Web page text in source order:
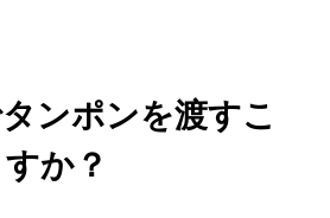
ンポンを渡すこ
か？